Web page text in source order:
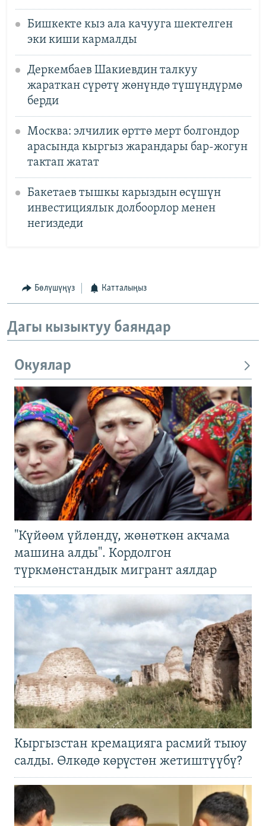
Бишкекте кыз ала качууга шектелген
эки киши кармалды
Деркембаев Шакиевдин талкуу
жараткан сүрөтү жөнүндө түшүндүрмө
берди
Москва: элчилик өрттө мерт болгондор
арасында кыргыз жарандары бар-жогун
тактап жатат
Бакетаев тышкы карыздын өсүшүн
инвестициялык долбоорлор менен
негиздеди
Бөлүшүңүз Катталыңыз
Дагы кызыктуу баяндар
Окуялар
"Күйөөм үйлөндү, жөнөткөн акчама
машина алды". Кордолгон
түркмөнстандык мигрант аялдар
Кыргызстан кремацияга расмий тыюу
салды. Өлкөдө көрүстөн жетиштүүбү?